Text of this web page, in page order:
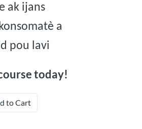
ak ijans
a
pou lavi
today!
to Cart